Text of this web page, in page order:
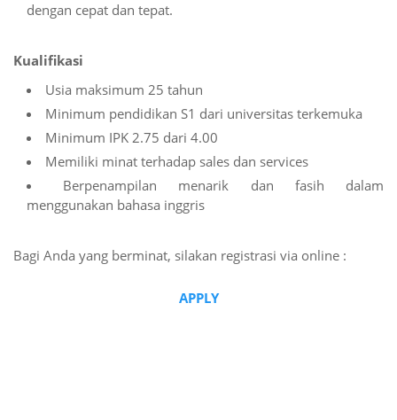
dengan cepat dan tepat.
Kualifikasi
Usia maksimum 25 tahun
Minimum pendidikan S1 dari universitas terkemuka
Minimum IPK 2.75 dari 4.00
Memiliki minat terhadap sales dan services
Berpenampilan menarik dan fasih dalam
menggunakan bahasa inggris
Bagi Anda yang berminat, silakan registrasi via online :
APPLY